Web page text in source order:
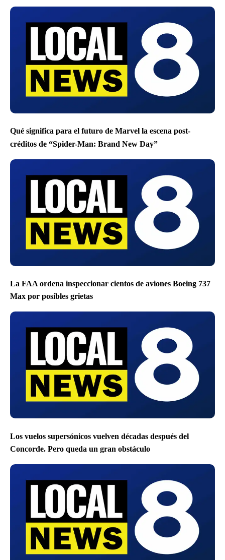
Qué significa para el futuro de Marvel la escena post-
créditos de “Spider-Man: Brand New Day”
La FAA ordena inspeccionar cientos de aviones Boeing 737
Max por posibles grietas
Los vuelos supersónicos vuelven décadas después del
Concorde. Pero queda un gran obstáculo